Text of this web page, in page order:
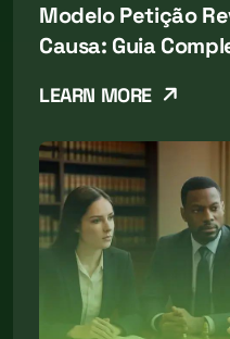
Modelo Petição
Causa: Guia
LEARN MORE